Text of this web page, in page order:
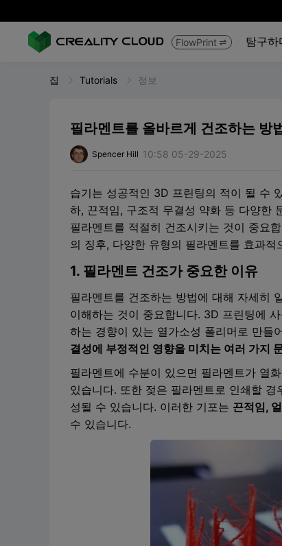
FlowPrint  탐구하
집 Tutorials 정보
필라멘트를 올바르게 건조하는 방
Spencer Hill 10:58 05-29-2025
습기는 성공적인 3D 프린팅의 적이 될 수
하, 끈적임, 구조적 무결성 약화 등 다양한
필라멘트를 적절히 건조시키는 것이 중요
의 징후, 다양한 유형의 필라멘트를 효과
1. 필라멘트 건조가 중요한 이유
필라멘트를 건조하는 방법에 대해 자세히
이해하는 것이 중요합니다. 3D 프린팅에
하는 경향이 있는 열가소성 폴리머로 만들
결성에 부정적인 영향을 미치는 여러 가지
필라멘트에 수분이 있으면 필라멘트가 열
있습니다. 또한 젖은 필라멘트로 인쇄할
성될 수 있습니다. 이러한 기포는 끈적임,
수 있습니다.